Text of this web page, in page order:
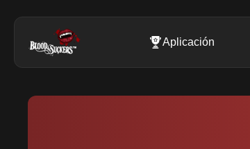
Aplicación